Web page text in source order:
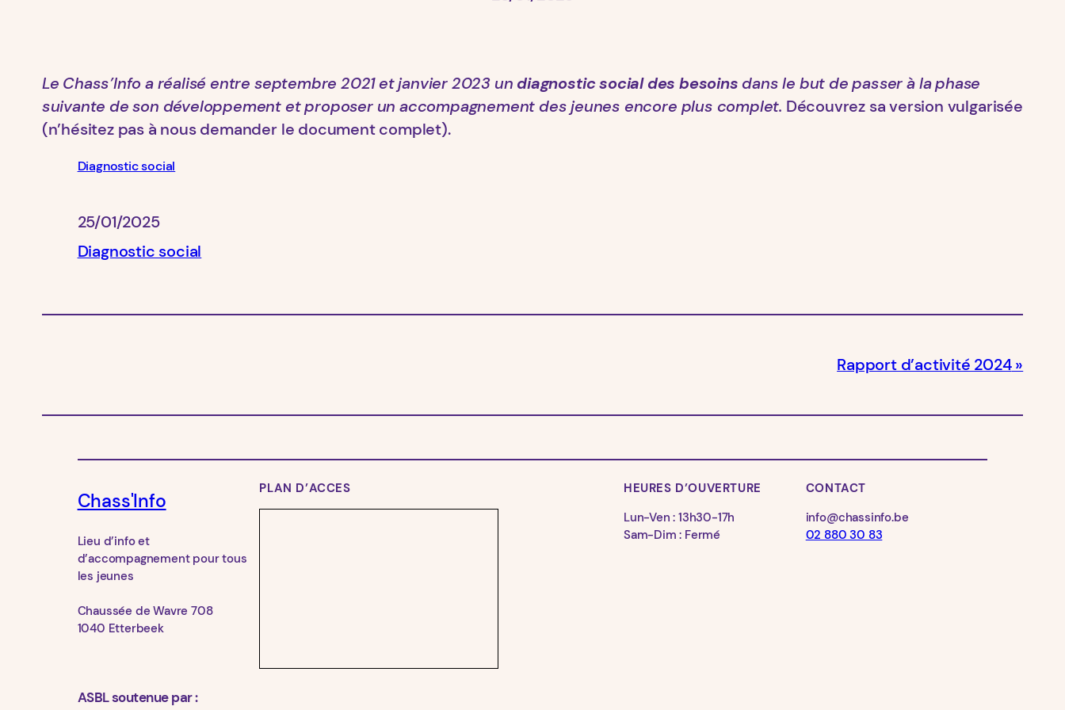
Le Chass’Info a réalisé entre septembre 2021 et janvier 2023 un diagnostic social des besoins dans le but de passer à la phase
suivante de son développement et proposer un accompagnement des jeunes encore plus complet. Découvrez sa version vulgarisée
(n’hésitez pas à nous demander le document complet).
Diagnostic social
25/01/2025
Diagnostic social
Rapport d’activité 2024
Chass'Info
Lieu d’info et
d’accompagnement pour tous
les jeunes
Chaussée de Wavre 708
1040 Etterbeek
PLAN D’ACCES
HEURES D’OUVERTURE
Lun-Ven : 13h30-17h
Sam-Dim : Fermé
CONTACT
info@chassinfo.be
02 880 30 83
ASBL soutenue par :